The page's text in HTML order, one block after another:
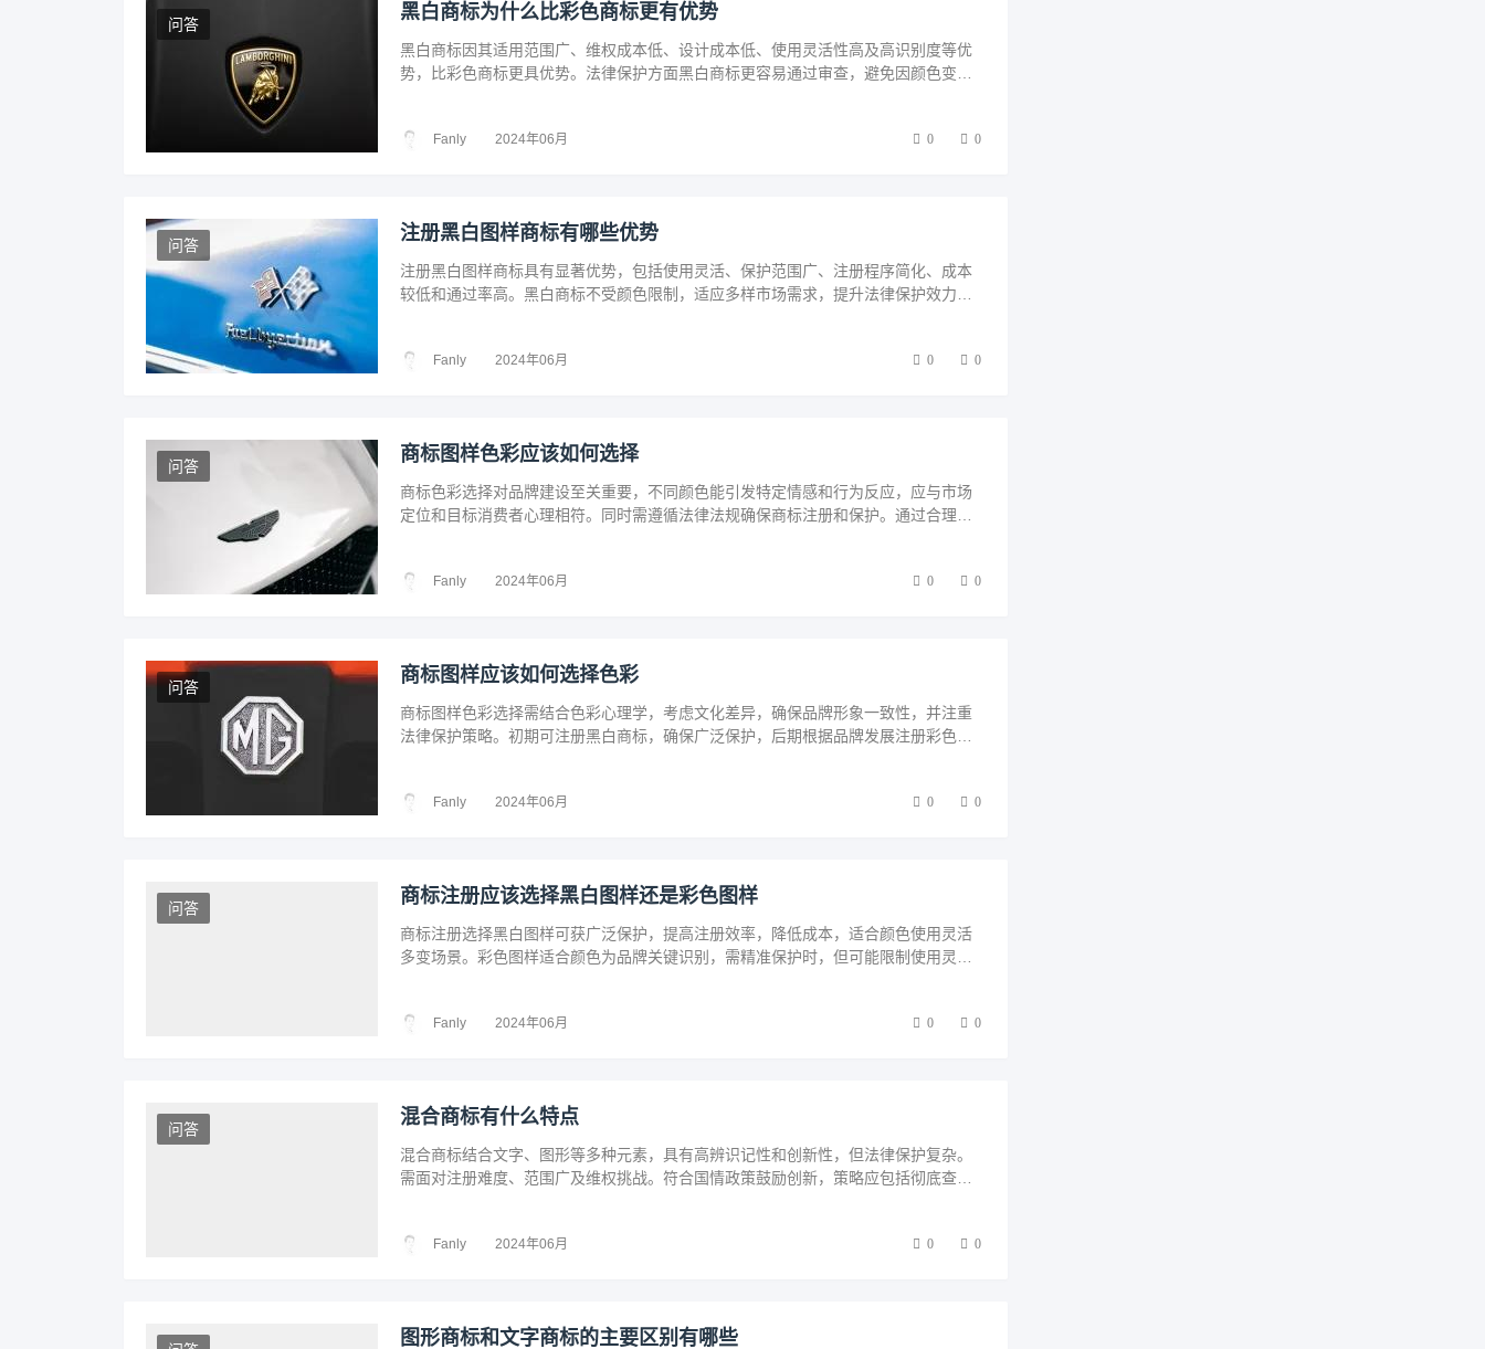
问答
黑白商标为什么比彩色商标更有优势
黑白商标因其适用范围广、维权成本低、设计成本低、使用灵活性高及高识别度等优
势，比彩色商标更具优势。法律保护方面黑白商标更容易通过审查，避免因颜色变动
Fanly 2024年06月 0 0
问答
注册黑白图样商标有哪些优势
注册黑白图样商标具有显著优势，包括使用灵活、保护范围广、注册程序简化、成本
较低和通过率高。黑白商标不受颜色限制，适应多样市场需求，提升法律保护效力。
Fanly 2024年06月 0 0
问答
商标图样色彩应该如何选择
商标色彩选择对品牌建设至关重要，不同颜色能引发特定情感和行为反应，应与市场
定位和目标消费者心理相符。同时需遵循法律法规确保商标注册和保护。通过合理的
Fanly 2024年06月 0 0
问答
商标图样应该如何选择色彩
商标图样色彩选择需结合色彩心理学，考虑文化差异，确保品牌形象一致性，并注重
法律保护策略。初期可注册黑白商标，确保广泛保护，后期根据品牌发展注册彩色商
Fanly 2024年06月 0 0
问答
商标注册应该选择黑白图样还是彩色图样
商标注册选择黑白图样可获广泛保护，提高注册效率，降低成本，适合颜色使用灵活
多变场景。彩色图样适合颜色为品牌关键识别，需精准保护时，但可能限制使用灵活
Fanly 2024年06月 0 0
问答
混合商标有什么特点
混合商标结合文字、图形等多种元素，具有高辨识记性和创新性，但法律保护复杂。
需面对注册难度、范围广及维权挑战。符合国情政策鼓励创新，策略应包括彻底查
Fanly 2024年06月 0 0
图形商标和文字商标的主要区别有哪些